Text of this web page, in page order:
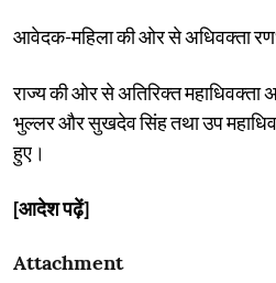
आवेदक-महिला की ओर से अधिवक्ता
राज्य की ओर से अतिरिक्त महाधिवक्ता
भुल्लर और सुखदेव सिंह तथा उप
हुए।
[आदेश पढ़ें]
Attachment